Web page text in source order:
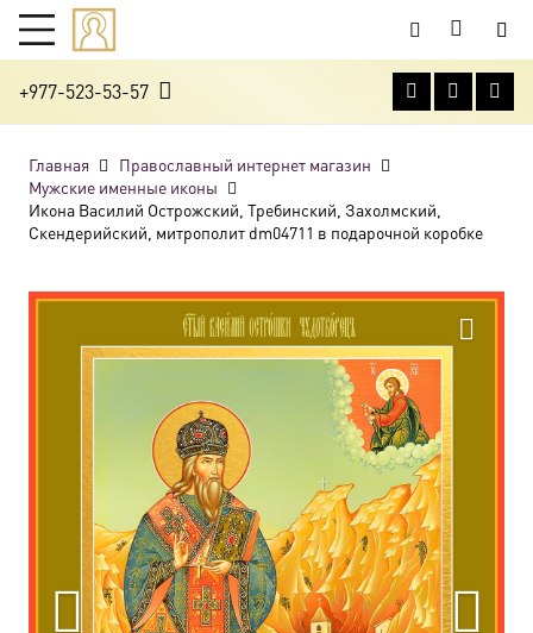
+977-523-53-57
Главная
Православный интернет магазин
Мужские именные иконы
Икона Василий Острожский, Требинский, Захолмский,
Скендерийский, митрополит dm04711 в подарочной коробке